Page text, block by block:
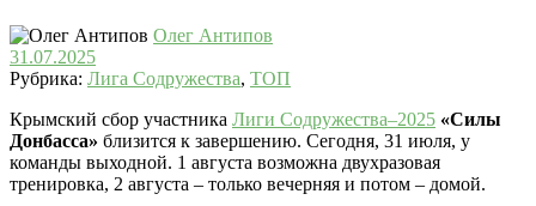
Олег Антипов
31.07.2025
Рубрика: Лига Содружества, ТОП
Крымский сбор участника Лиги Содружества–2025 «Силы
Донбасса» близится к завершению. Сегодня, 31 июля, у
команды выходной. 1 августа возможна двухразовая
тренировка, 2 августа – только вечерняя и потом – домой.